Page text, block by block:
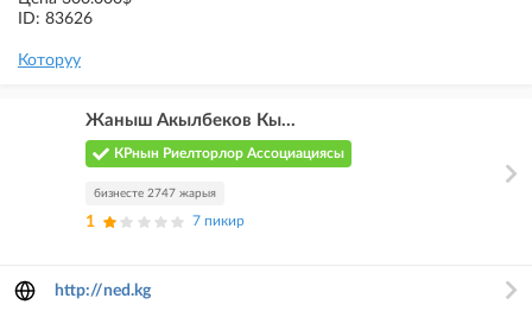
ID: 83626
Которуу
Жаныш Акылбеков Кы...
КРнын Риелторлор Ассоциациясы
бизнесте 2747 жарыя
1 7 пикир
http://ned.kg